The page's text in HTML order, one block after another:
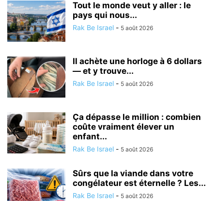
Tout le monde veut y aller : le
pays qui nous...
Rak Be Israel - 5 août 2026
Il achète une horloge à 6 dollars
— et y trouve...
Rak Be Israel - 5 août 2026
Ça dépasse le million : combien
coûte vraiment élever un
enfant...
Rak Be Israel - 5 août 2026
Sûrs que la viande dans votre
congélateur est éternelle ? Les...
Rak Be Israel - 5 août 2026